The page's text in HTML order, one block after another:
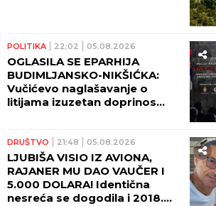
POLITIKA 22:02 05.08.2026
OGLASILA SE EPARHIJA
BUDIMLJANSKO-NIKŠIĆKA:
Vučićevo naglašavanje o
litijama izuzetan doprinos
DRUŠTVO 21:48 05.08.2026
LJUBIŠA VISIO IZ AVIONA,
RAJANER MU DAO VAUČER I
5.000 DOLARA! Identična
nesreća se dogodila i 2018.